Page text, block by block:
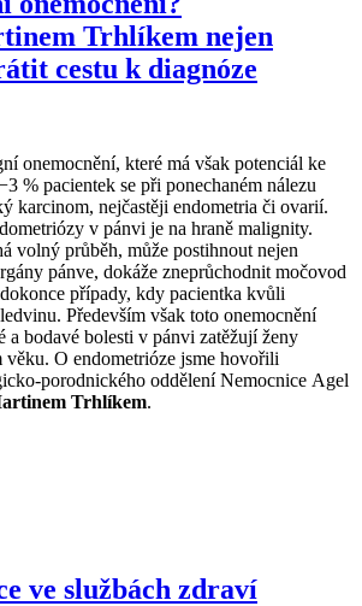
Trhlíkem nejen
cestu k diagnóze
onemocnění, které má však potenciál ke
% pacientek se při ponechaném nálezu
karcinom, nejčastěji endometria či ovarií.
v pánvi je na hraně malignity.
volný průběh, může postihnout nejen
pánve, dokáže zneprůchodnit močovod
případy, kdy pacientka kvůli
Především však toto onemocnění
a bodavé bolesti v pánvi zatěžují ženy
O endometrióze jsme hovořili
porodnického oddělení Nemocnice Agel
Trhlíkem.
ve službách zdraví